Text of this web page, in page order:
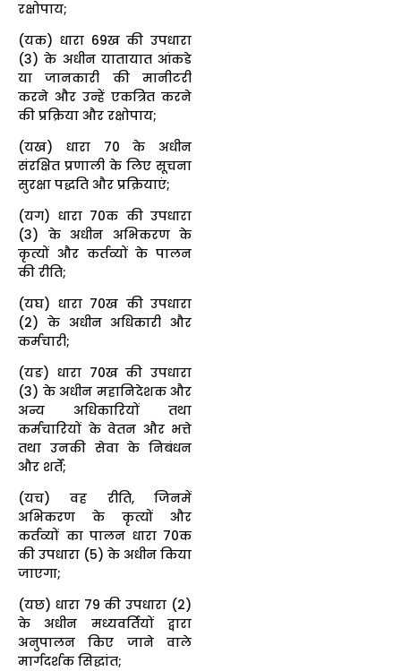
रक्षोपाय;
(यक) धारा 69ख की उपधारा
(3) के अधीन यातायात आंकडे
या जानकारी की मानीटरी
करने और उन्हें एकत्रित करने
की प्रक्रिया और रक्षोपाय;
(यख) धारा 70 के अधीन
संरक्षित प्रणाली के लिए सूचना
सुरक्षा पद्धति और प्रक्रियाएं;
(यग) धारा 70क की उपधारा
(3) के अधीन अभिकरण के
कृत्यों और कर्तव्यों के पालन
की रीति;
(यघ) धारा 70ख की उपधारा
(2) के अधीन अधिकारी और
कर्मचारी;
(यङ) धारा 70ख की उपधारा
(3) के अधीन महानिदेशक और
अन्य अधिकारियों तथा
कर्मचारियों के वेतन और भत्ते
तथा उनकी सेवा के निबंधन
और शर्तें;
(यच) वह रीति, जिनमें
अभिकरण के कृत्यों और
कर्तव्यों का पालन धारा 70क
की उपधारा (5) के अधीन किया
जाएगा;
(यछ) धारा 79 की उपधारा (2)
के अधीन मध्यवर्तियों द्वारा
अनुपालन किए जाने वाले
मार्गदर्शक सिद्धांत;